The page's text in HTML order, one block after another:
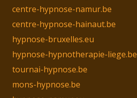
centre-hypnose-namur.be
centre-hypnose-hainaut.be
hypnose-bruxelles.eu
hypnose-hypnotherapie-liege.be
tournai-hypnose.be
mons-hypnose.be